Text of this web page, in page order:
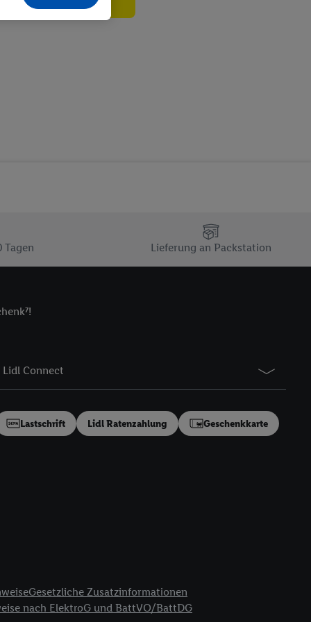
Tagen Lieferung an Packstation
Lidl Connect
Lastschrift Lidl Ratenzahlung Geschenkkarte
Gesetzliche Zusatzinformationen
nach ElektroG und BattVO/BattDG
- sowie Ihre
Speichern von
E-Mail-
verfügbar ist.
und einer
diese Kennung
Dritten betrieben
speziell zur
generell zu
(nur für
Utiq.
sämtlicher
Ihre Einwilligung
gilt auch für die
für Werbung und
Quellen,
Informationen,
von oder